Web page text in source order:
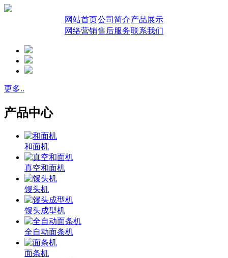
网站首页公司简介产品展示
网络营销售后服务联系我们
更多..
产品中心
和面机
真空和面机
馒头机
馒头成型机
全自动面条机
面条机